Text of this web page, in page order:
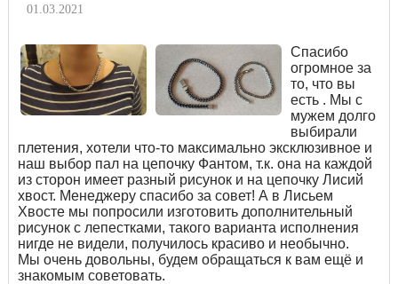
01.03.2021
Спасибо
огромное за
то, что вы
есть . Мы с
мужем долго
выбирали
плетения, хотели что-то максимально эксклюзивное и
наш выбор пал на цепочку Фантом, т.к. она на каждой
из сторон имеет разный рисунок и на цепочку Лисий
хвост. Менеджеру спасибо за совет! А в Лисьем
Хвосте мы попросили изготовить дополнительный
рисунок с лепестками, такого варианта исполнения
нигде не видели, получилось красиво и необычно.
Мы очень довольны, будем обращаться к вам ещё и
знакомым советовать.